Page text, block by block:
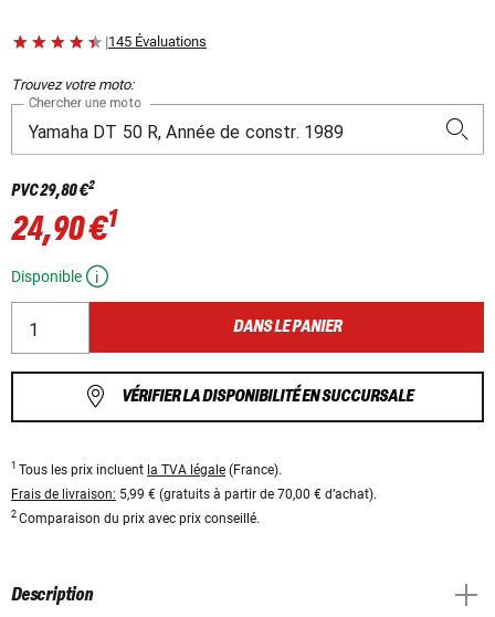
|145 Évaluations
Trouvez votre moto:
Chercher une moto
PVC29,80 €2
24,90 €1
Disponible
DANS LE PANIER
VÉRIFIER LA DISPONIBILITÉ EN SUCCURSALE
1 Tous les prix incluent la TVA légale (France).
Frais de livraison: 5,99 € (gratuits à partir de 70,00 € d’achat).
2 Comparaison du prix avec prix conseillé.
Description